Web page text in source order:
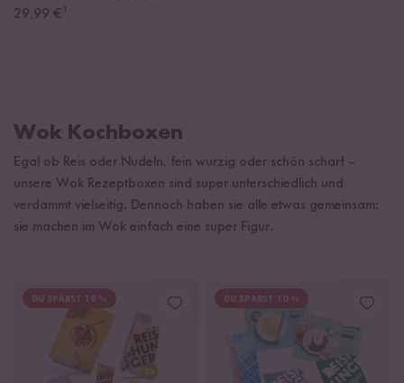
29,99 € ¹
Wok Kochboxen
Egal ob Reis oder Nudeln, fein würzig oder schön scharf –
unsere Wok Rezeptboxen sind super unterschiedlich und
verdammt vielseitig. Dennoch haben sie alle etwas gemeinsam:
sie machen im Wok einfach eine super Figur.
DU SPARST 10 % DU SPARST 10 %